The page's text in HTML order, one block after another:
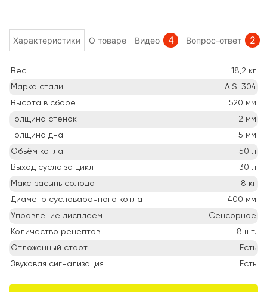
Характеристики О товаре Видео 4 Вопрос-ответ 2
Вес 18,2 кг
Марка стали
AISI 304
Высота в сборе
520 мм
Толщина стенок
2 мм
Толщина дна
5 мм
Объём котла
50 л
Выход сусла за цикл
30 л
Макс. засыпь солода
8 кг
Диаметр сусловарочного котла
400 мм
Управление дисплеем
Сенсорное
Количество рецептов
8 шт.
Отложенный старт
Есть
Звуковая сигнализация
Есть